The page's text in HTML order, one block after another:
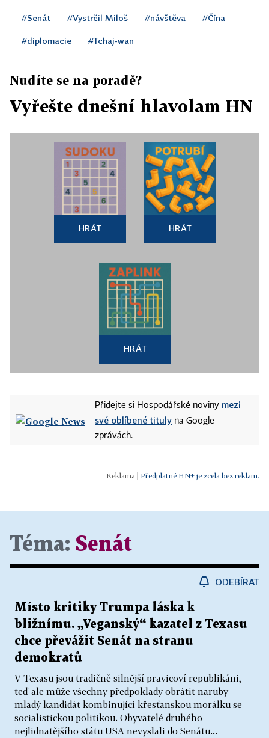
#Senát #Vystrčil Miloš #návštěva #Čína
#diplomacie #Tchaj-wan
Nudíte se na poradě?
Vyřešte dnešní hlavolam HN
HRÁT HRÁT
HRÁT
Přidejte si Hospodářské noviny mezi
své oblíbené tituly na Google
zprávách.
Předplatné HN+ je zcela bez reklam.
Téma: Senát
ODEBÍRAT
Místo kritiky Trumpa láska k
bližnímu. „Veganský“ kazatel z Texasu
chce převážit Senát na stranu
demokratů
V Texasu jsou tradičně silnější pravicoví republikáni,
teď ale může všechny předpoklady obrátit naruby
mladý kandidát kombinující křesťanskou morálku se
socialistickou politikou. Obyvatelé druhého
nejlidnatějšího státu USA nevyslali do Senátu...